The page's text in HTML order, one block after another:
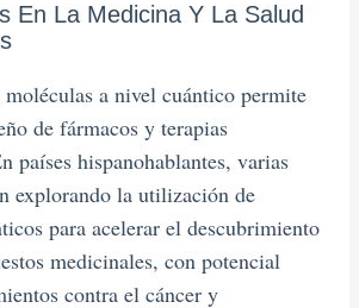
En La Medicina Y La Salud
a nivel cuántico permite
de fármacos y terapias
países hispanohablantes, varias
explorando la utilización de
para acelerar el descubrimiento
medicinales, con potencial
contra el cáncer y